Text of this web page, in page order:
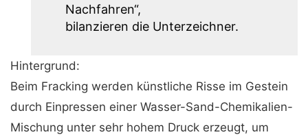
Nachfahren“,
bilanzieren die Unterzeichner.
Hintergrund:
Beim Fracking werden künstliche Risse im Gestein
durch Einpressen einer Wasser-Sand-Chemikalien-
Mischung unter sehr hohem Druck erzeugt, um